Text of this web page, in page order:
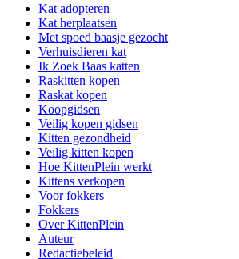
Kat adopteren
Kat herplaatsen
Met spoed baasje gezocht
Verhuisdieren kat
Ik Zoek Baas katten
Raskitten kopen
Raskat kopen
Koopgidsen
Veilig kopen gidsen
Kitten gezondheid
Veilig kitten kopen
Hoe KittenPlein werkt
Kittens verkopen
Voor fokkers
Fokkers
Over KittenPlein
Auteur
Redactiebeleid